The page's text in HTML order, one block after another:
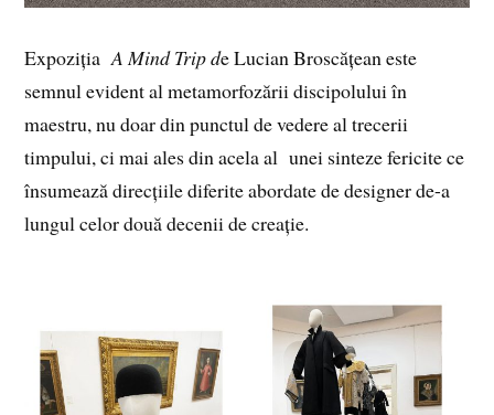
ExpozițiaA Mind Trip de Lucian Broscățean este
semnul evident al metamorfozării discipolului în
maestru, nu doar din punctul de vedere al trecerii
timpului, ci mai ales din acela al unei sinteze fericite ce
însumează direcțiile diferite abordate de designer de-a
lungul celor două decenii de creație.